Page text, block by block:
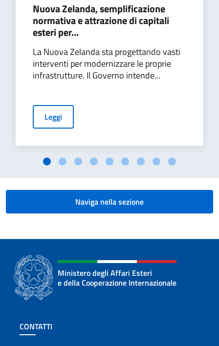
Nuova Zelanda, semplificazione
normativa e attrazione di capitali
esteri per...
La Nuova Zelanda sta progettando vasti
interventi per modernizzare le proprie
infrastrutture. Il Governo intende...
Leggi
Naviga nella sezione
Ministero degli Affari Esteri
e della Cooperazione Internazionale
Sezione footer
CONTATTI